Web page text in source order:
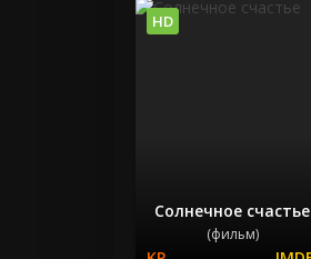
Солнечное счастье
(фильм)
HD